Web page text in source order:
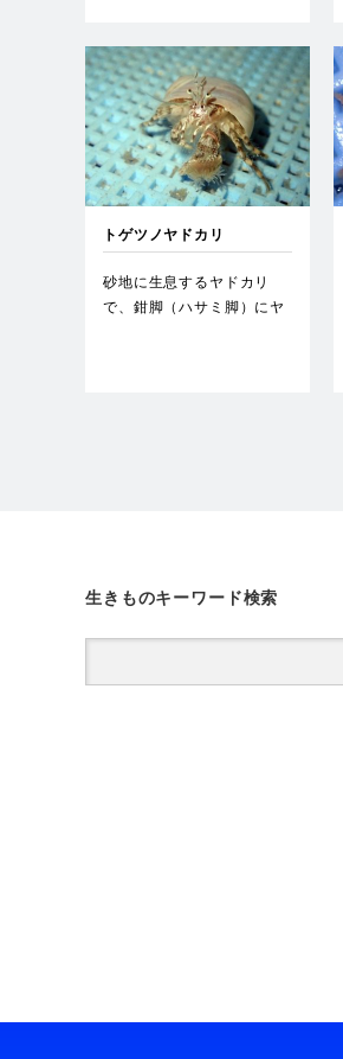
トゲツノヤドカリ
砂地に生息するヤドカリ
で、鉗脚（ハサミ脚）にヤ
生きものキーワード検索